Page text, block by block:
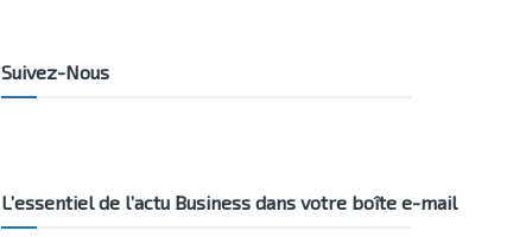
Suivez-Nous
L’essentiel de l’actu Business dans votre boîte e-mail